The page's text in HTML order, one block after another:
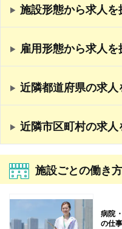
施設形態から求人を
雇用形態から求人を
近隣都道府県の求人
近隣市区町村の求人
施設ごとの働き
病院
の仕